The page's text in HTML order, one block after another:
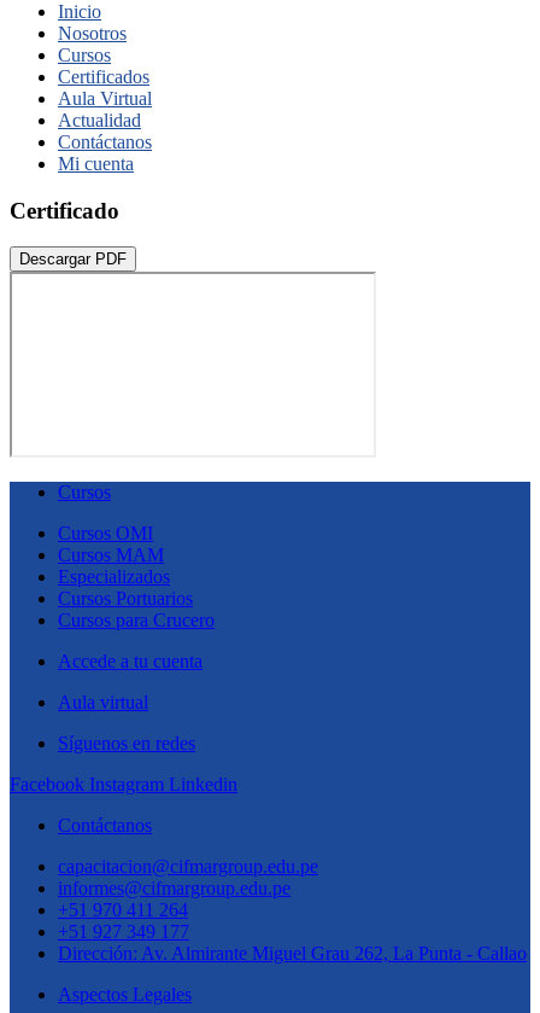
Inicio
Nosotros
Cursos
Certificados
Aula Virtual
Actualidad
Contáctanos
Mi cuenta
Certificado
Descargar PDF
Cursos
Cursos OMI
Cursos MAM
Especializados
Cursos Portuarios
Cursos para Crucero
Accede a tu cuenta
Aula virtual
Síguenos en redes
Facebook Instagram Linkedin
Contáctanos
capacitacion@cifmargroup.edu.pe
informes@cifmargroup.edu.pe
+51 970 411 264
+51 927 349 177
Dirección: Av. Almirante Miguel Grau 262, La Punta - Callao
Aspectos Legales